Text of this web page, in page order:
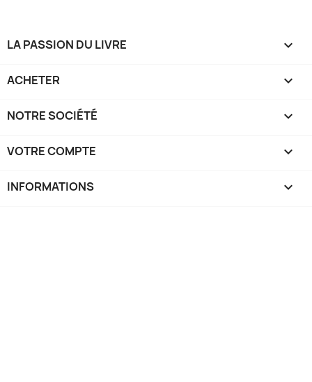
LA PASSION DU LIVRE 
ACHETER 
NOTRE SOCIÉTÉ 
VOTRE COMPTE 
INFORMATIONS keyboard_arrow_down